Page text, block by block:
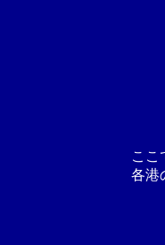
ここ
各港